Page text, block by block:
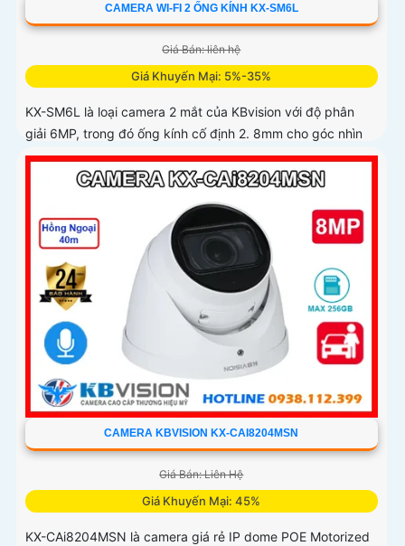
CAMERA WI-FI 2 ỐNG KÍNH KX-SM6L
Giá Bán: liên hệ
Giá Khuyến Mại: 5%-35%
KX-SM6L là loại camera 2 mắt của KBvision với độ phân
giải 6MP, trong đó ống kính cố định 2. 8mm cho góc nhìn
95° và ống kính quay quét 6mm điều khiển từ xa góc
ngang 352°
CAMERA KBVISION KX-CAI8204MSN
Giá Bán: Liên Hệ
Giá Khuyến Mại: 45%
KX-CAi8204MSN là camera giá rẻ IP dome POE Motorized